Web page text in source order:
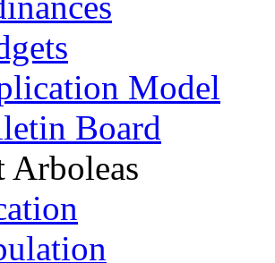
Model
Board
Arboleas